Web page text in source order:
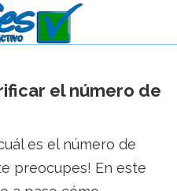
el número de
es el número de
preocupes! En este